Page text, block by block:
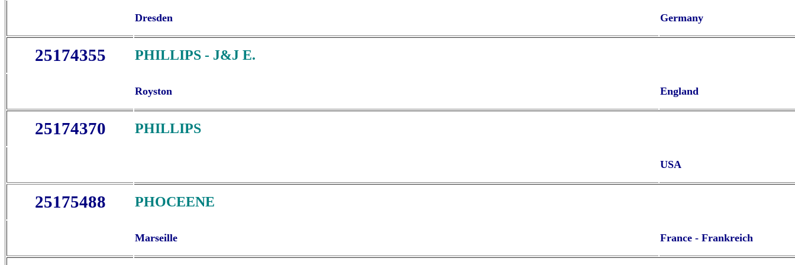
Dresden Germany
25174355 PHILLIPS - J&J E.
Royston England
25174370 PHILLIPS
USA
25175488 PHOCEENE
Marseille France - Frankreich